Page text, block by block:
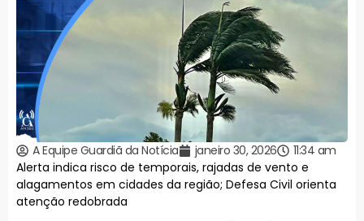
A Equipe Guardiã da Notícia janeiro 30, 2026
11:34 am
Alerta indica risco de temporais, rajadas de vento e
alagamentos em cidades da região; Defesa Civil orienta
atenção redobrada